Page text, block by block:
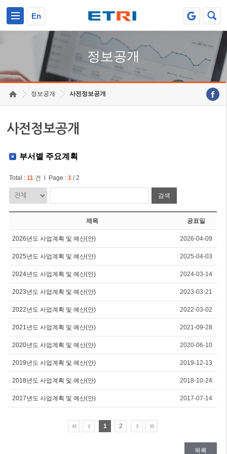
En
정보공개
정보공개 사전정보공개
사전정보공개
부서별 주요계획
Total : 11건 l Page : 1/ 2
검색
제목 공표일
2026년도 사업계획 및 예산(안) 2026-04-09
2025년도 사업계획 및 예산(안) 2025-04-03
2024년도 사업계획 및 예산(안) 2024-03-14
2023년도 사업계획 및 예산(안) 2023-03-21
2022년도 사업계획 및 예산(안) 2022-03-02
2021년도 사업계획 및 예산(안) 2021-09-28
2020년도 사업계획 및 예산(안) 2020-06-10
2019년도 사업계획 및 예산(안) 2019-12-13
2018년도 사업계획 및 예산(안) 2018-10-24
2017년도 사업계획 및 예산(안) 2017-07-14
1 2
목록